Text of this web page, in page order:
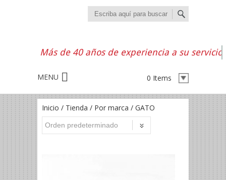
Buscar
Más de 40 años de experiencia a su servicio
0 Items
Inicio / Tienda / Por marca / GATO